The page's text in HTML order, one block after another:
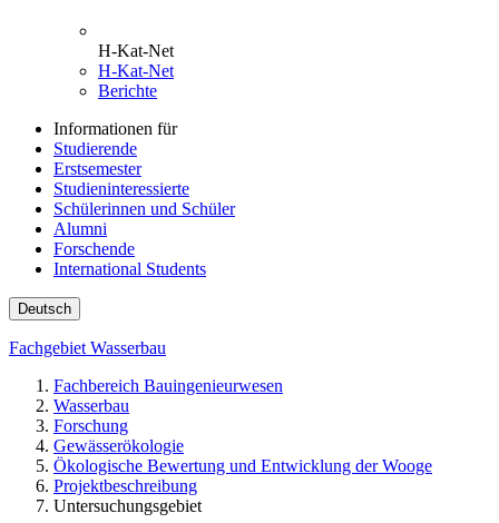
H-Kat-Net
H-Kat-Net
Berichte
Informationen für
Studierende
Erstsemester
Studieninteressierte
Schülerinnen und Schüler
Alumni
Forschende
International Students
Deutsch
Fachgebiet Wasserbau
Fachbereich Bauingenieurwesen
Wasserbau
Forschung
Gewässerökologie
Ökologische Bewertung und Entwicklung der Wooge
Projektbeschreibung
Untersuchungsgebiet